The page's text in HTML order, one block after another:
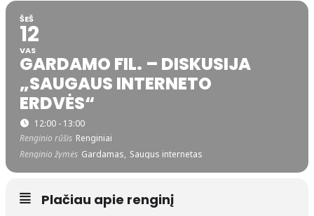
ŠEŠ
12
VAS
GARDAMO FIL. – DISKUSIJA
„SAUGAUS INTERNETO
ERDVĖS“
12:00 - 13:00
Renginio rūšis Renginiai
Renginio žymės Gardamas, Saugus internetas
Plačiau apie renginį